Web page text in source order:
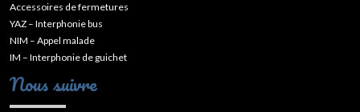
Accessoires de fermetures
YAZ – Interphonie bus
NIM – Appel malade
IM – Interphonie de guichet
Nous suivre